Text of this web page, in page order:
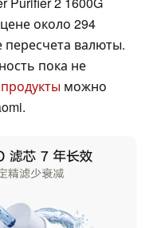
около 294
валюты.
пока не
можно